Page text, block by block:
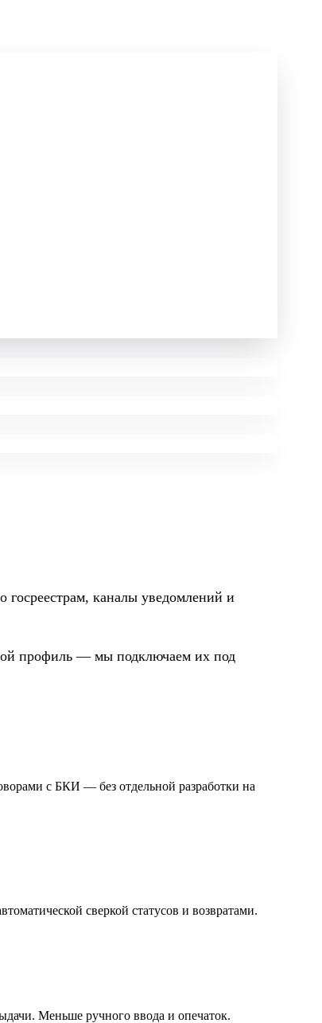
госреестрам, каналы уведомлений и
профиль — мы подключаем их под
с БКИ — без отдельной разработки на
сверкой статусов и возвратами.
Меньше ручного ввода и опечаток.